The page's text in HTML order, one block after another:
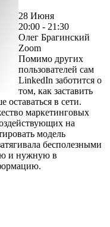
28 Июня
20:00 - 21:30
Олег Брагинский
Zoom
Помимо других
пользователей сам
LinkedIn заботится о
том, как заставить
оставаться в сети.
маркетинговых
на
модель
бесполезными
и нужную в